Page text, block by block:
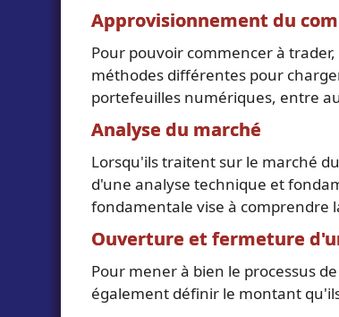
Approvisionnement du
Pour pouvoir commencer à
méthodes différentes pour
portefeuilles numériques, entre
Analyse du marché
Lorsqu'ils traitent sur le marché
d'une analyse technique et
fondamentale vise à comprendre
Ouverture et fermeture
Pour mener à bien le processus
également définir le montant